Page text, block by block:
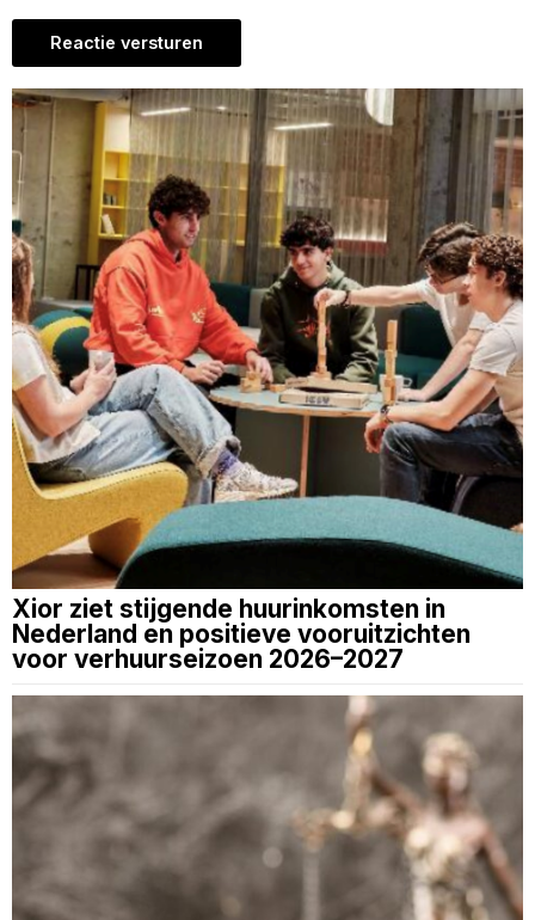
Xior ziet stijgende huurinkomsten in
Nederland en positieve vooruitzichten
voor verhuurseizoen 2026–2027